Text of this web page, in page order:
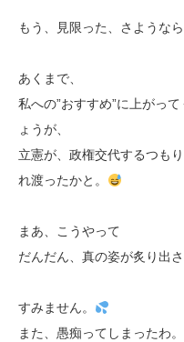
もう、見限った、さような
あくまで、
私への”おすすめ”に上がっ
ょうが、
立憲が、政権交代するつも
れ渡ったかと。
まあ、こうやって
だんだん、真の姿が炙り出
すみません。
また、愚痴ってしまったわ。